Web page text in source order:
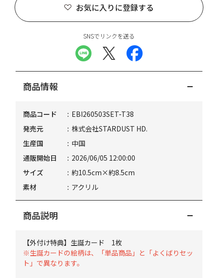
お気に入りに登録する
SNSでリンクを送る
商品情報
商品コード
EBI260503SET-T38
発売元
株式会社STARDUST HD.
生産国
中国
通販開始日
2026/06/05 12:00:00
サイズ
約10.5cm×約8.5cm
素材
アクリル
商品説明
【外付け特典】生誕カード 1枚
※生誕カードの絵柄は、「単品商品」と「よくばりセッ
ト」で異なります。